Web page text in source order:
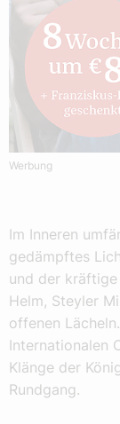
Werbung
Im Inneren
gedämpftes
und der
Helm, Steyler
offenen
Internationalen
Klänge der
Rundgang.